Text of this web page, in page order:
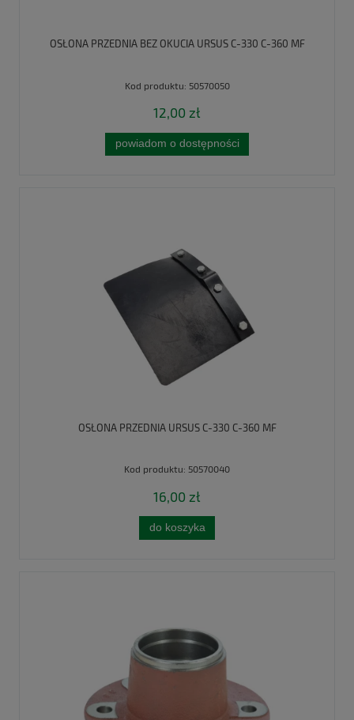
OSŁONA PRZEDNIA BEZ OKUCIA URSUS C-330 C-360 MF
Kod produktu: 50570050
12,00 zł
powiadom o dostępności
OSŁONA PRZEDNIA URSUS C-330 C-360 MF
Kod produktu: 50570040
16,00 zł
do koszyka